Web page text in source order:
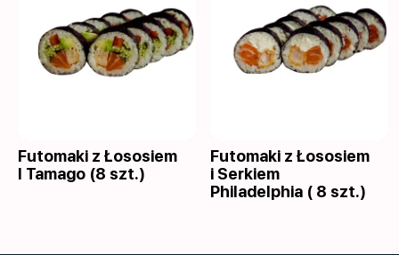
Futomaki z Łososiem
I Tamago (8 szt.)
Futomaki z Łososiem
i Serkiem
Philadelphia ( 8 szt.)